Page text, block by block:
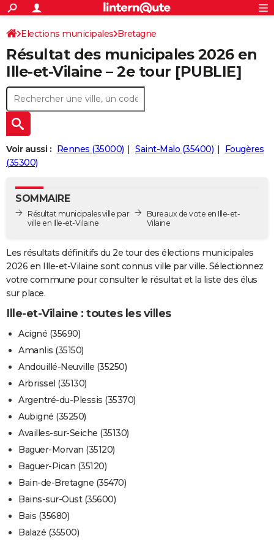
ACTUALITÉS
Politique
Société
Faits Divers
Education
Monde
Villes
+
SPORT
Coupe du monde 2026
Football
Tennis
Cyclisme
Rugby
Forum
CULTURE
Programme TV
TNT
Streaming
Cinéma
Sorties cinéma
Musique
+
FINANCE
Retraite
Impôts
Epargne
Immobilier
Risques naturels par ville
Banque
Assurance
Crédit
AUTO
Essais
Réserver un essai
Citadines
Berlines
SUV
Forum auto
+
HIGH-TECH
Mobiles
Meilleur smartphone
Internet
Ordinateurs
Jeux vidéo
Guide high-tech
+
BRICOLAGE
Forum
Aménagement intérieur
Extérieur
Cuisine
Salle de bains
Jardinage
Rangement
WEEK-END
Guides de France
Escapades
Patrimoine
Expositions
Musées
Week-end nature
LIFESTYLE
Alimentation
Guide de la santé
Maladies
Médicaments
Sommeil
+VOYAGE
PHOTO
GUIDES D'ACHAT
BONS PLANS
CARTE DE VOEUX
Carte de Noël
Carte Bonne année
Carte Saint-Valentin
Carte Pâques
Carte d'anniversaire
DICTIONNAIRE
Dictionnaire
Biographies
Citations
Expressions
Proverbes
PROGRAMME TV
COPAINS D'AVANT
S'inscrire
Se connecter
Lycées
Collèges
Primaires
Universités
Entreprises
Service militaire
Avis de recherche
AVIS DE DÉCÈS
FORUM
Bricolage
Lifestyle
Culture
Sport
Auto
Television
Voyage
Cinema
S'inscrire
Connexion
Elections municipales Bretagne
Résultat des municipales 2026 en
Ille-et-Vilaine – 2e tour [PUBLIE]
Voir aussi : Rennes (35000) Saint-Malo (35400)
Fougères
(35300)
SOMMAIRE
Résultat municipales ville par
ville en Ille-et-Vilaine
Bureaux de vote en Ille-et-
Vilaine
Les résultats définitifs du 2e tour des élections municipales
2026 en Ille-et-Vilaine sont connus ville par ville. Sélectionnez
votre commune pour consulter le résultat et la liste des élus
sur place.
Ille-et-Vilaine : toutes les villes
Acigné (35690)
Amanlis (35150)
Andouillé-Neuville (35250)
Arbrissel (35130)
Argentré-du-Plessis (35370)
Aubigné (35250)
Availles-sur-Seiche (35130)
Baguer-Morvan (35120)
Baguer-Pican (35120)
Bain-de-Bretagne (35470)
Bains-sur-Oust (35600)
Bais (35680)
Balazé (35500)